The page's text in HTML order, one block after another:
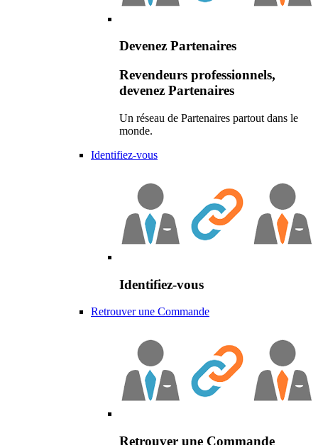
Devenez Partenaires
Revendeurs professionnels,
devenez Partenaires
Un réseau de Partenaires partout dans le
monde.
Identifiez-vous
Identifiez-vous
Retrouver une Commande
Retrouver une Commande